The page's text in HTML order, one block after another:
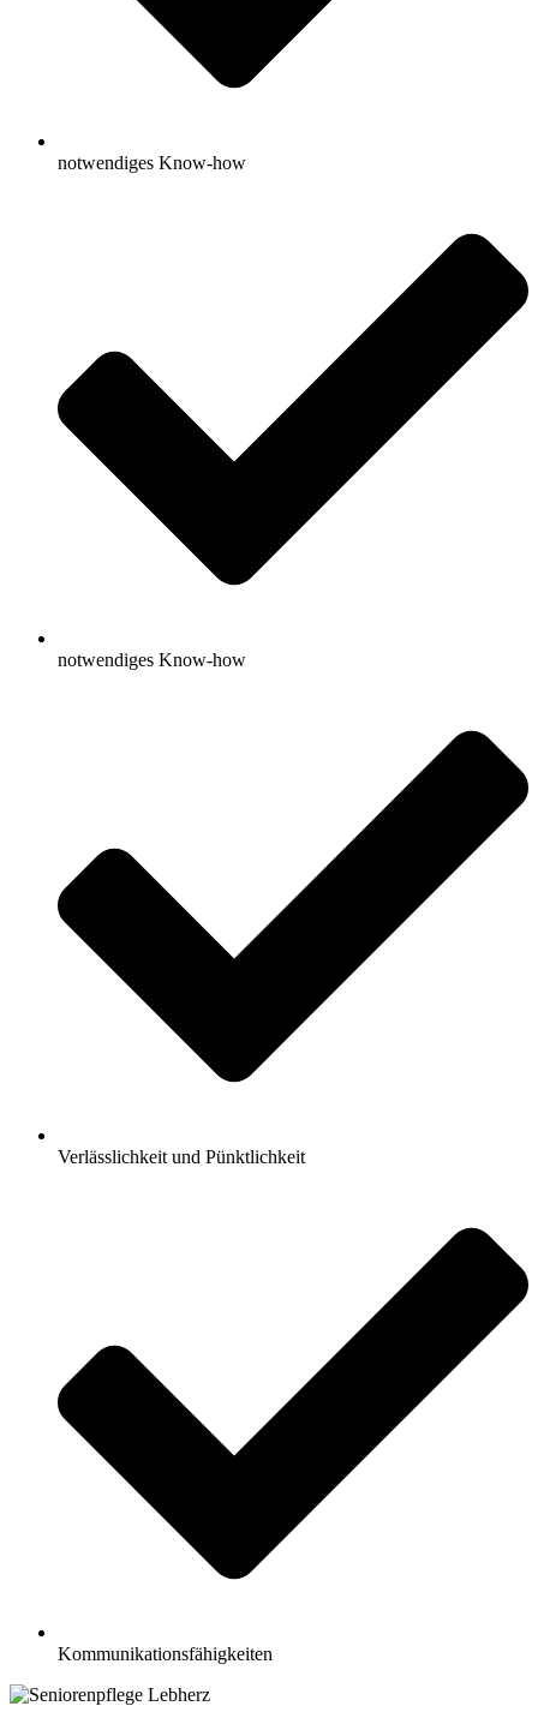
notwendiges Know-how
notwendiges Know-how
Verlässlichkeit und Pünktlichkeit
Kommunikationsfähigkeiten